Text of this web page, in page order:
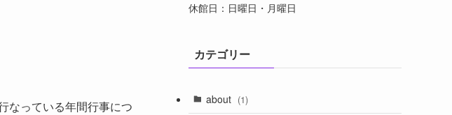
なっている年間行事につ
休館日：日曜日・月曜日
カテゴリー
about (1)